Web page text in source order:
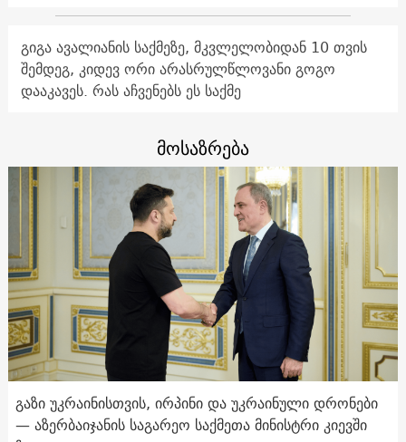
გიგა ავალიანის საქმეზე, მკვლელობიდან 10 თვის
შემდეგ, კიდევ ორი არასრულწლოვანი გოგო
დააკავეს. რას აჩვენებს ეს საქმე
მოსაზრება
გაზი უკრაინისთვის, ირპინი და უკრაინული დრონები
— აზერბაიჯანის საგარეო საქმეთა მინისტრი კიევში